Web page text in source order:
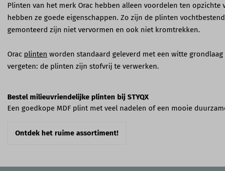
Plinten van het merk Orac hebben alleen voordelen ten
hebben ze goede eigenschappen. Zo zijn de plinten
gemonteerd zijn niet vervormen en ook niet kromtrekken.
Orac plinten worden standaard geleverd met een witte
vergeten: de plinten zijn stofvrij te verwerken.
Bestel milieuvriendelijke plinten bij STYQX
Een goedkope MDF plint met veel nadelen of een mooie
Ontdek het ruime assortiment!